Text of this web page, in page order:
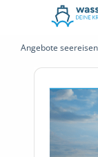
Angebote